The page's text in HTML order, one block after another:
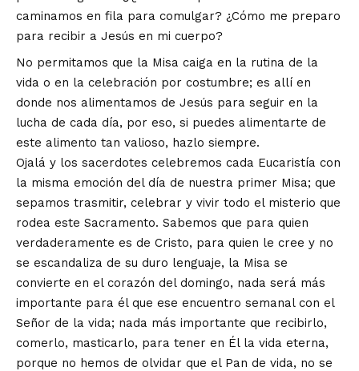
caminamos en fila para comulgar? ¿Cómo me preparo
para recibir a Jesús en mi cuerpo?
No permitamos que la Misa caiga en la rutina de la
vida o en la celebración por costumbre; es allí en
donde nos alimentamos de Jesús para seguir en la
lucha de cada día, por eso, si puedes alimentarte de
este alimento tan valioso, hazlo siempre.
Ojalá y los sacerdotes celebremos cada Eucaristía con
la misma emoción del día de nuestra primer Misa; que
sepamos trasmitir, celebrar y vivir todo el misterio que
rodea este Sacramento. Sabemos que para quien
verdaderamente es de Cristo, para quien le cree y no
se escandaliza de su duro lenguaje, la Misa se
convierte en el corazón del domingo, nada será más
importante para él que ese encuentro semanal con el
Señor de la vida; nada más importante que recibirlo,
comerlo, masticarlo, para tener en Él la vida eterna,
porque no hemos de olvidar que el Pan de vida, no se